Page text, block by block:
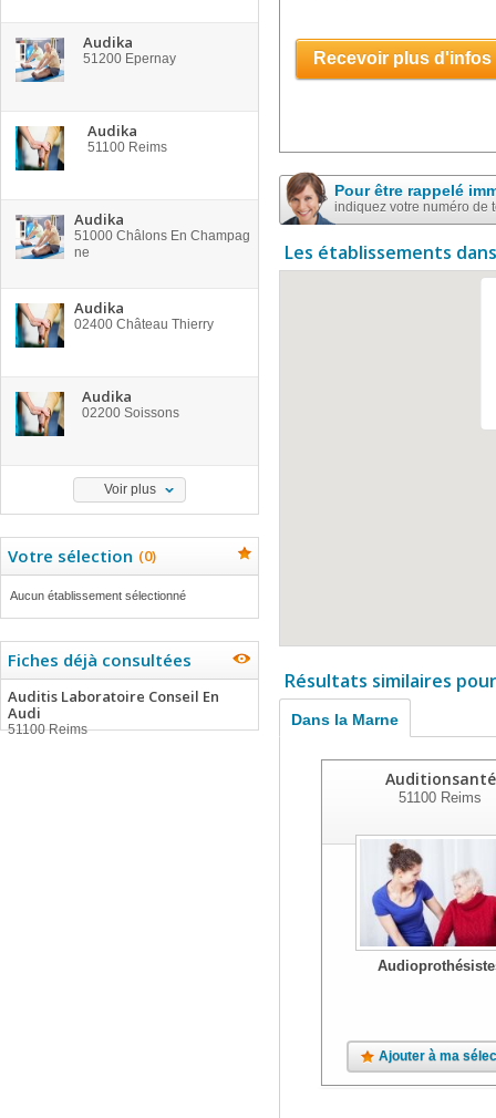
Audika
51200 Epernay
Audika
51100 Reims
Audika
51000 Châlons En Champag
ne
Audika
02400 Château Thierry
Audika
02200 Soissons
Voir plus
Votre sélection (0)
Aucun établissement sélectionné
Fiches déjà consultées
Auditis Laboratoire Conseil En
Audi
51100 Reims
Recevoir plus d'infos
Pour être rappelé
indiquez votre numéro de
Les établissements
Résultats similaires
Dans la Marne
Auditionsanté
51100 Reims
Ajouter à ma